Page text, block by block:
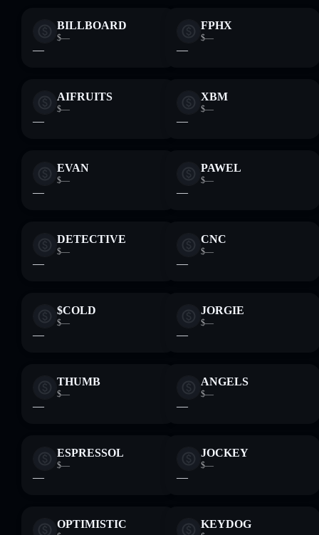
BILLBOARD
$—
—
FPHX
$—
—
AIFRUITS
$—
—
XBM
$—
—
EVAN
$—
—
PAWEL
$—
—
DETECTIVE
$—
—
CNC
$—
—
$COLD
$—
—
JORGIE
$—
—
THUMB
$—
—
ANGELS
$—
—
ESPRESSOL
$—
—
JOCKEY
$—
—
OPTIMISTIC KEYDOG